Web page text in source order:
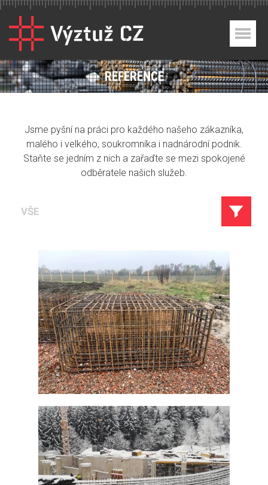
REFERENCE
Jsme pyšní na práci pro každého našeho zákazníka,
malého i velkého, soukromníka i nadnárodní podnik.
Staňte se jedním z nich a zařaďte se mezi spokojené
odběratele našich služeb.
VŠE